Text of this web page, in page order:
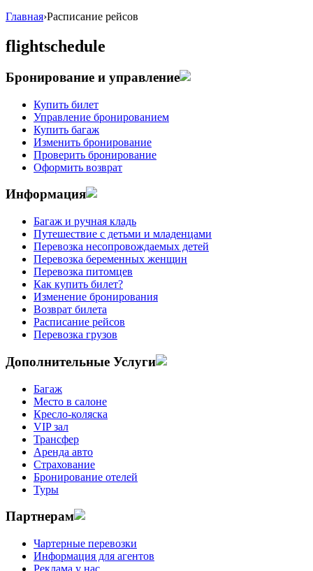
Главная›Расписание рейсов
flightschedule
Бронирование и управление
Купить билет
Управление бронированием
Купить багаж
Изменить бронирование
Проверить бронирование
Оформить возврат
Информация
Багаж и ручная кладь
Путешествие с детьми и младенцами
Перевозка несопровождаемых детей
Перевозка беременных женщин
Перевозка питомцев
Как купить билет?
Изменение бронирования
Возврат билета
Расписание рейсов
Перевозка грузов
Дополнительные Услуги
Багаж
Место в салоне
Кресло-коляска
VIP зал
Трансфер
Аренда авто
Страхование
Бронирование отелей
Туры
Партнерам
Чартерные перевозки
Информация для агентов
Реклама у нас